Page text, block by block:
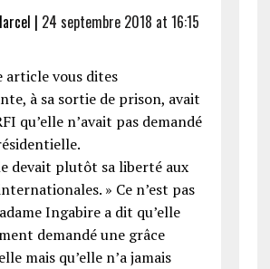
| 24 septembre 2018 at 16:15
article vous dites
à sa sortie de prison, avait
qu’elle n’avait pas demandé
devait plutôt sa liberté aux
» Ce n’est pas
Ingabire a dit qu’elle
demandé une grâce
mais qu’elle n’a jamais